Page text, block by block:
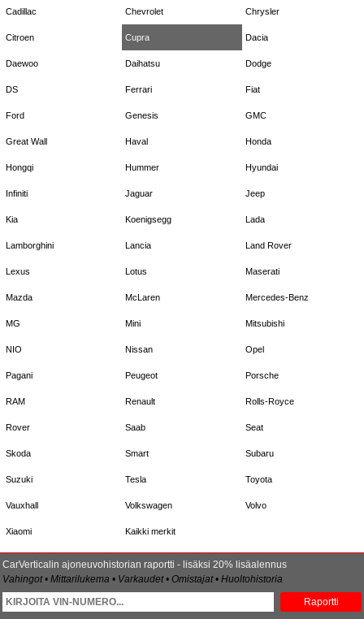
Cadillac Chevrolet Chrysler
Citroen Cupra Dacia
Daewoo Daihatsu Dodge
DS Ferrari Fiat
Ford Genesis GMC
Great Wall Haval Honda
Hongqi Hummer Hyundai
Infiniti Jaguar Jeep
Kia Koenigsegg Lada
Lamborghini Lancia Land Rover
Lexus Lotus Maserati
Mazda McLaren Mercedes-Benz
MG Mini Mitsubishi
NIO Nissan Opel
Pagani Peugeot Porsche
RAM Renault Rolls-Royce
Rover Saab Seat
Skoda Smart Subaru
Suzuki Tesla Toyota
Vauxhall Volkswagen Volvo
Xiaomi Kaikki merkit
CarVerticalin ajoneuvohistorian raportti - lisäksi 20% lisäalennus
Vahingot • Mittarilukema • Varkaudet • Omistajat • Huoltohistoria
Raportti